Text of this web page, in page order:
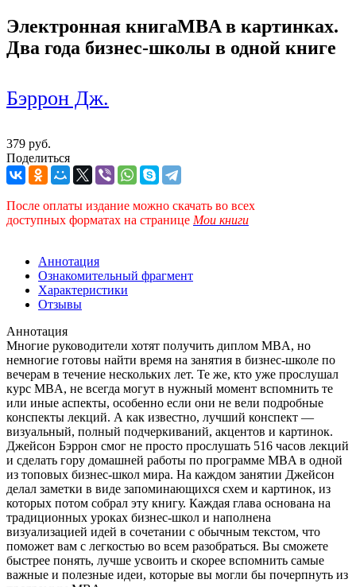
Электронная книгаMBA в картинках.
Два года бизнес-школы в одной книге
Бэррон Дж.
379 руб.
Поделиться
После оплаты издание можно скачать во всех
доступных форматах на странице Мои книги
Аннотация
Ознакомительный фрагмент
Характеристики
Отзывы
Аннотация
Многие руководители хотят получить диплом MBA, но
немногие готовы найти время на занятия в бизнес-школе по
вечерам в течение нескольких лет. Те же, кто уже прослушал
курс MBA, не всегда могут в нужный момент вспомнить те
или иные аспекты, особенно если они не вели подробные
конспекты лекций. А как известно, лучший конспект —
визуальный, полный подчеркиваний, акцентов и картинок.
Джейсон Бэррон смог не просто прослушать 516 часов лекций
и сделать гору домашней работы по программе MBA в одной
из топовых бизнес-школ мира. На каждом занятии Джейсон
делал заметки в виде запоминающихся схем и картинок, из
которых потом собрал эту книгу. Каждая глава основана на
традиционных уроках бизнес-школ и наполнена
визуализацией идей в сочетании с обычным текстом, что
поможет вам с легкостью во всем разобраться. Вы сможете
быстрее понять, лучше усвоить и скорее вспомнить самые
важные и полезные идеи, которые вы могли бы почерпнуть из